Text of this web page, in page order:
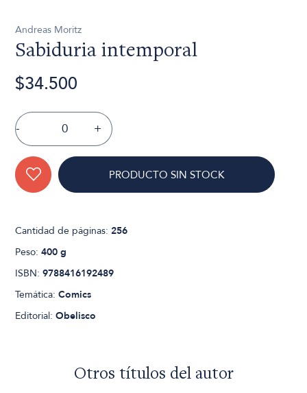
Andreas Moritz
Sabiduria intemporal
$34.500
- +
PRODUCTO SIN STOCK
Cantidad de páginas:256
Peso:400 g
ISBN:9788416192489
Temática:Comics
Editorial:Obelisco
Otros títulos del autor